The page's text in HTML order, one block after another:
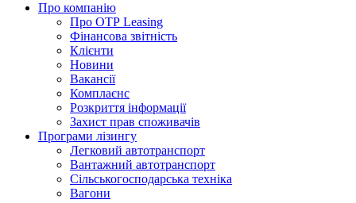
Про компанію
Про ОТР Leasing
Фінансова звітність
Клієнти
Новини
Вакансії
Комплаєнс
Розкриття інформації
Захист прав споживачів
Програми лізингу
Легковий автотранспорт
Вантажний автотранспорт
Cільськогосподарська техніка
Вагони